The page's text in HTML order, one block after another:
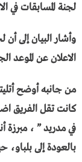
لجنة المسابقات في
وأشار البيان إلى
الاعلان عن الموعد
من جانبه أوضح
كانت تقل الفريق
بالعودة إلى